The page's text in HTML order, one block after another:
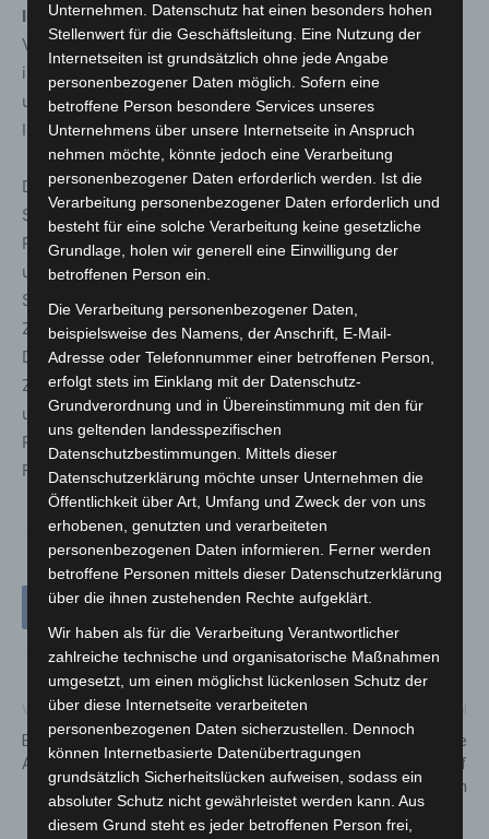
Informationen zu e.coSport
Vereine, die sich für das Förderprogramm e.coSport
interessieren, finden im Internet
unterwww.hannover.de/e.coSportausführliche
Informationen sowie ein Anmeldeformular.
Das Projekt „e.coSport – energetische
Sportstättensanierung und Umweltberatung in der
Region Hannover“ besteht seit 2002. Neben einer
umfassenden Beratung bietet das Programm
Sportvereinen optimale Fördermöglichkeiten durch die
Zusammenarbeit der Träger Stadt und Region Hannover.
Die Partner proKlima – Der enercity-Fonds und der
Zweckverband Abfallwirtschaft Region Hannover aha
unterstützen das Projekt ebenso wie der Stadt- und der
Regionssportbund. Die target GmbH koordiniert das
Förderprogramm.
Vorheriger Artikel
Bundespolizei überwacht
Ausflugsstrecken in den Harz
Grippesaison 2021/22: Ältere
werden Hochdosis-​Impfstoff
erhalten
Unternehmen. Datenschutz hat einen besonders hohen
Stellenwert für die Geschäftsleitung. Eine Nutzung der
Internetseiten ist grundsätzlich ohne jede Angabe
personenbezogener Daten möglich. Sofern eine
betroffene Person besondere Services unseres
Unternehmens über unsere Internetseite in Anspruch
nehmen möchte, könnte jedoch eine Verarbeitung
personenbezogener Daten erforderlich werden. Ist die
Verarbeitung personenbezogener Daten erforderlich und
besteht für eine solche Verarbeitung keine gesetzliche
Grundlage, holen wir generell eine Einwilligung der
betroffenen Person ein.
Die Verarbeitung personenbezogener Daten,
beispielsweise des Namens, der Anschrift, E-Mail-
Adresse oder Telefonnummer einer betroffenen Person,
erfolgt stets im Einklang mit der Datenschutz-
Grundverordnung und in Übereinstimmung mit den für
uns geltenden landesspezifischen
Datenschutzbestimmungen. Mittels dieser
Datenschutzerklärung möchte unser Unternehmen die
Öffentlichkeit über Art, Umfang und Zweck der von uns
erhobenen, genutzten und verarbeiteten
personenbezogenen Daten informieren. Ferner werden
betroffene Personen mittels dieser Datenschutzerklärung
über die ihnen zustehenden Rechte aufgeklärt.
Wir haben als für die Verarbeitung Verantwortlicher
zahlreiche technische und organisatorische Maßnahmen
umgesetzt, um einen möglichst lückenlosen Schutz der
über diese Internetseite verarbeiteten
personenbezogenen Daten sicherzustellen. Dennoch
können Internetbasierte Datenübertragungen
grundsätzlich Sicherheitslücken aufweisen, sodass ein
absoluter Schutz nicht gewährleistet werden kann. Aus
diesem Grund steht es jeder betroffenen Person frei,